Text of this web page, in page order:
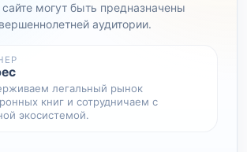
могут быть предназначены
аудитории.
легальный рынок
книг и сотрудничаем с
экосистемой.